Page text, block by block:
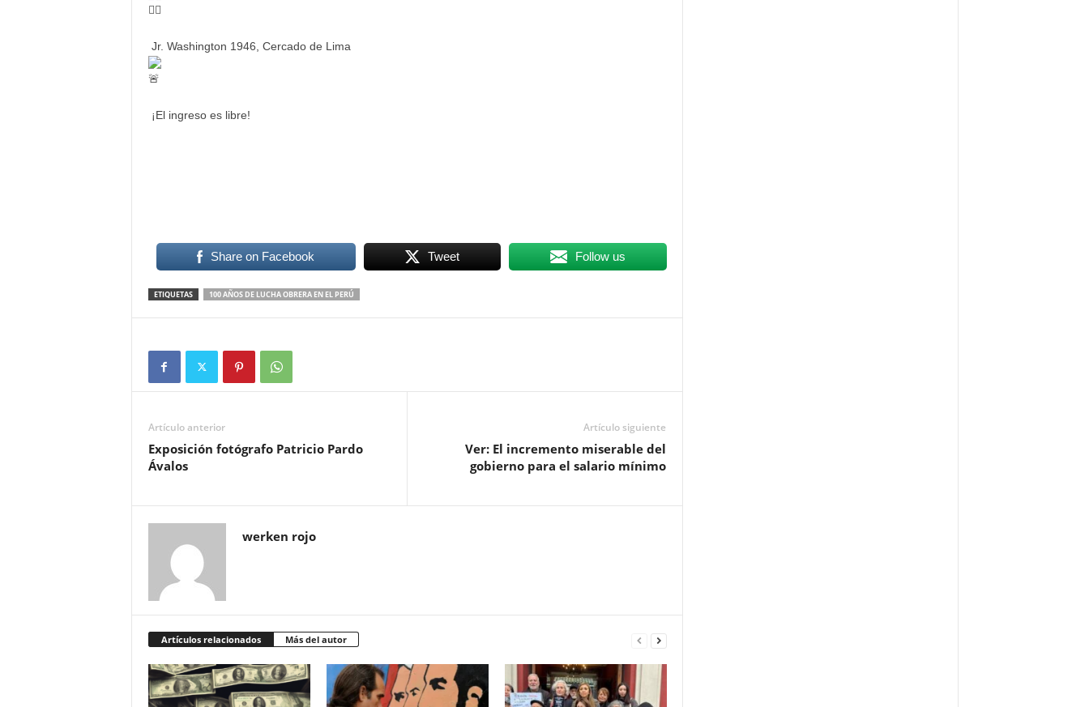
Jr. Washington 1946, Cercado de Lima
¡El ingreso es libre!
Share on Facebook Tweet Follow us
ETIQUETAS 100 AÑOS DE LUCHA OBRERA EN EL PERÚ
Artículo anterior
Exposición fotógrafo Patricio Pardo
Ávalos
Artículo siguiente
Ver: El incremento miserable del
gobierno para el salario mínimo
werken rojo
Artículos relacionados Más del autor